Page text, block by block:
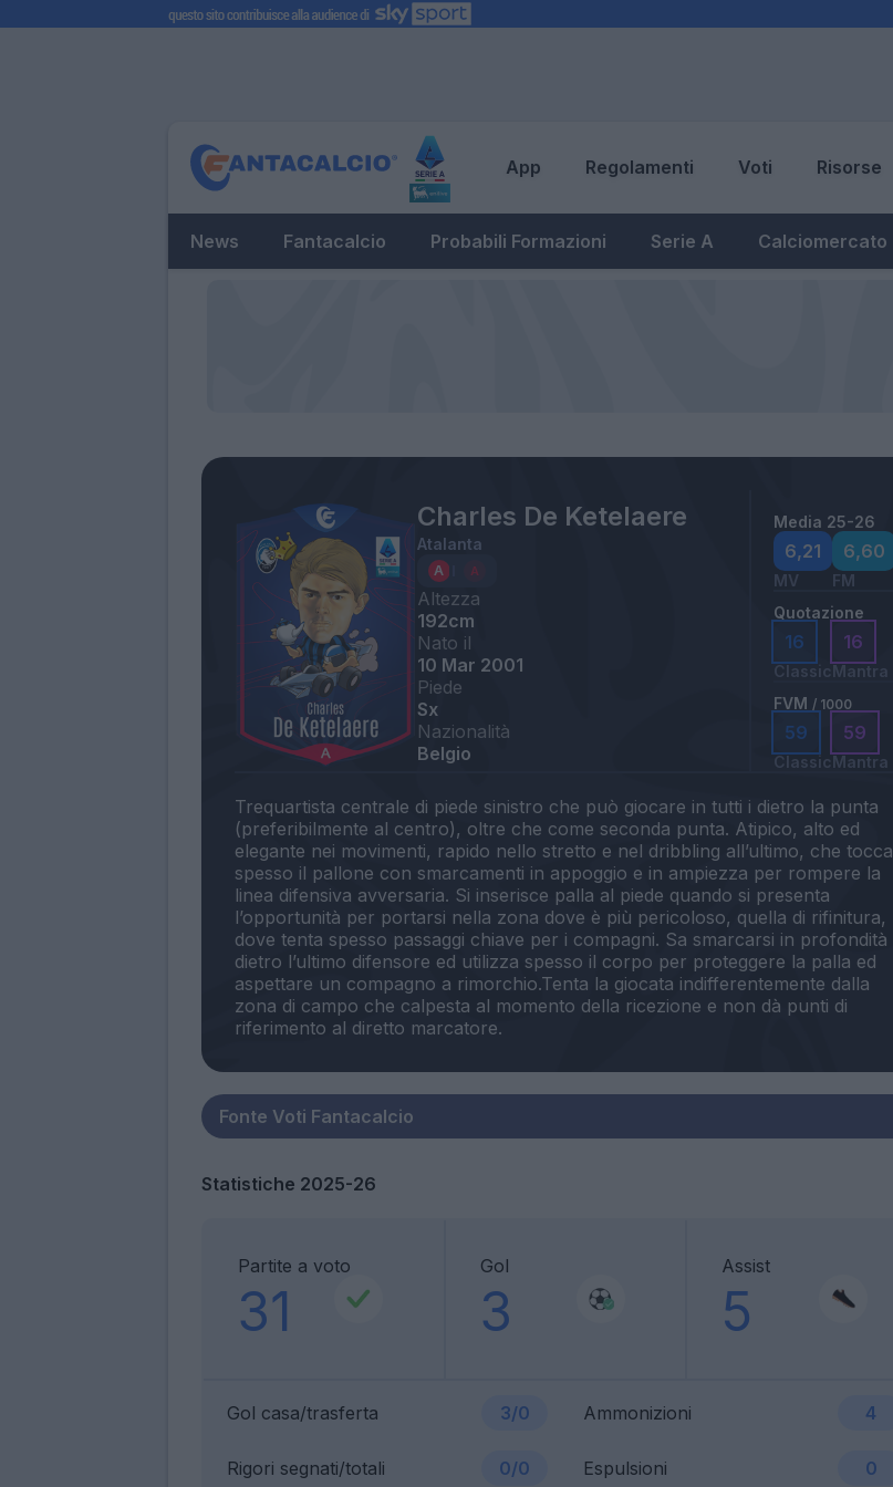
App Regolamenti Voti Risorse
News Fantacalcio Probabili Formazioni Serie A Calciomercato
Charles De Ketelaere
Atalanta
Altezza
192cm
Nato il
10 Mar 2001
Piede
Sx
Nazionalità
Belgio
Media 25-26
6,21
MV
6,60
FM
Quotazione
16
Classic
16
Mantra
FVM / 1000
59
Classic
59
Mantra
Trequartista centrale di piede sinistro che può giocare in tutti i dietro la punta
(preferibilmente al centro), oltre che come seconda punta. Atipico, alto ed
elegante nei movimenti, rapido nello stretto e nel dribbling all’ultimo, che tocca
spesso il pallone con smarcamenti in appoggio e in ampiezza per rompere la
linea difensiva avversaria. Si inserisce palla al piede quando si presenta
l’opportunità per portarsi nella zona dove è più pericoloso, quella di rifinitura,
dove tenta spesso passaggi chiave per i compagni. Sa smarcarsi in profondità
dietro l’ultimo difensore ed utilizza spesso il corpo per proteggere la palla ed
aspettare un compagno a rimorchio.Tenta la giocata indifferentemente dalla
zona di campo che calpesta al momento della ricezione e non dà punti di
Statistiche 2025-26
Partite a voto
31
Gol
3
Assist
5
Gol casa/trasferta 3/0 Ammonizioni 4
Rigori segnati/totali 0/0 Espulsioni 0